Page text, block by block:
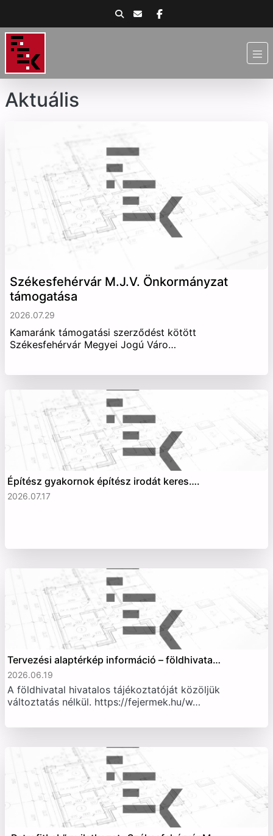
Aktuális
Székesfehérvár M.J.V. Önkormányzat
támogatása
2026.07.29
Kamaránk támogatási szerződést kötött
Székesfehérvár Megyei Jogú Váro…
Építész gyakornok építész irodát keres….
2026.07.17
Tervezési alaptérkép információ – földhivata…
2026.06.19
A földhivatal hivatalos tájékoztatóját közöljük
változtatás nélkül. https://fejermek.hu/w…